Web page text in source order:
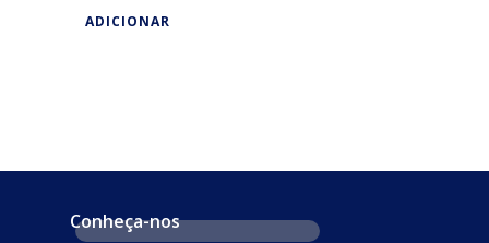
ADICIONAR
Conheça-nos